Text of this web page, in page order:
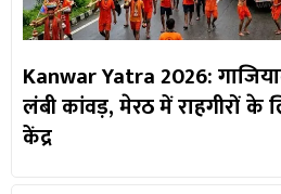
Kanwar Yatra 2026:
लंबी कांवड़, मेरठ में राहगीरों
केंद्र